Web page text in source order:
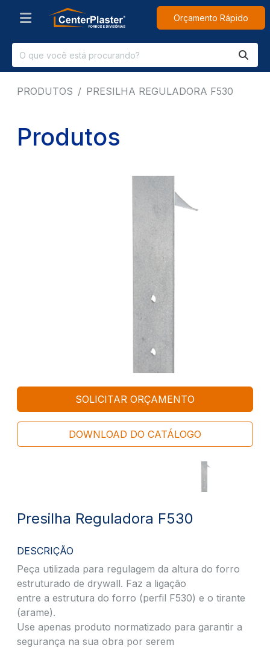
Orçamento Rápido
PRODUTOS PRESILHA REGULADORA F530
Produtos
SOLICITAR ORÇAMENTO
DOWNLOAD DO CATÁLOGO
Presilha Reguladora F530
DESCRIÇÃO
Peça utilizada para regulagem da altura do forro
estruturado de drywall. Faz a ligação
entre a estrutura do forro (perfil F530) e o tirante
(arame).
Use apenas produto normatizado para garantir a
segurança na sua obra por serem